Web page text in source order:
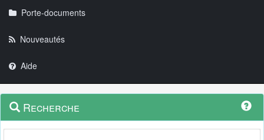
Porte-documents
Nouveautés
Aide
Navigation
outils
Menu
contextuel
Recherche